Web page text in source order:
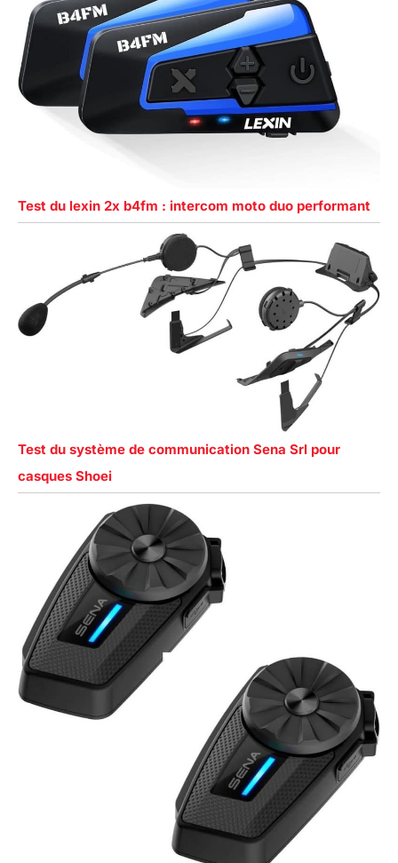
Test du lexin 2x b4fm : intercom moto duo performant
Test du système de communication Sena Srl pour
casques Shoei